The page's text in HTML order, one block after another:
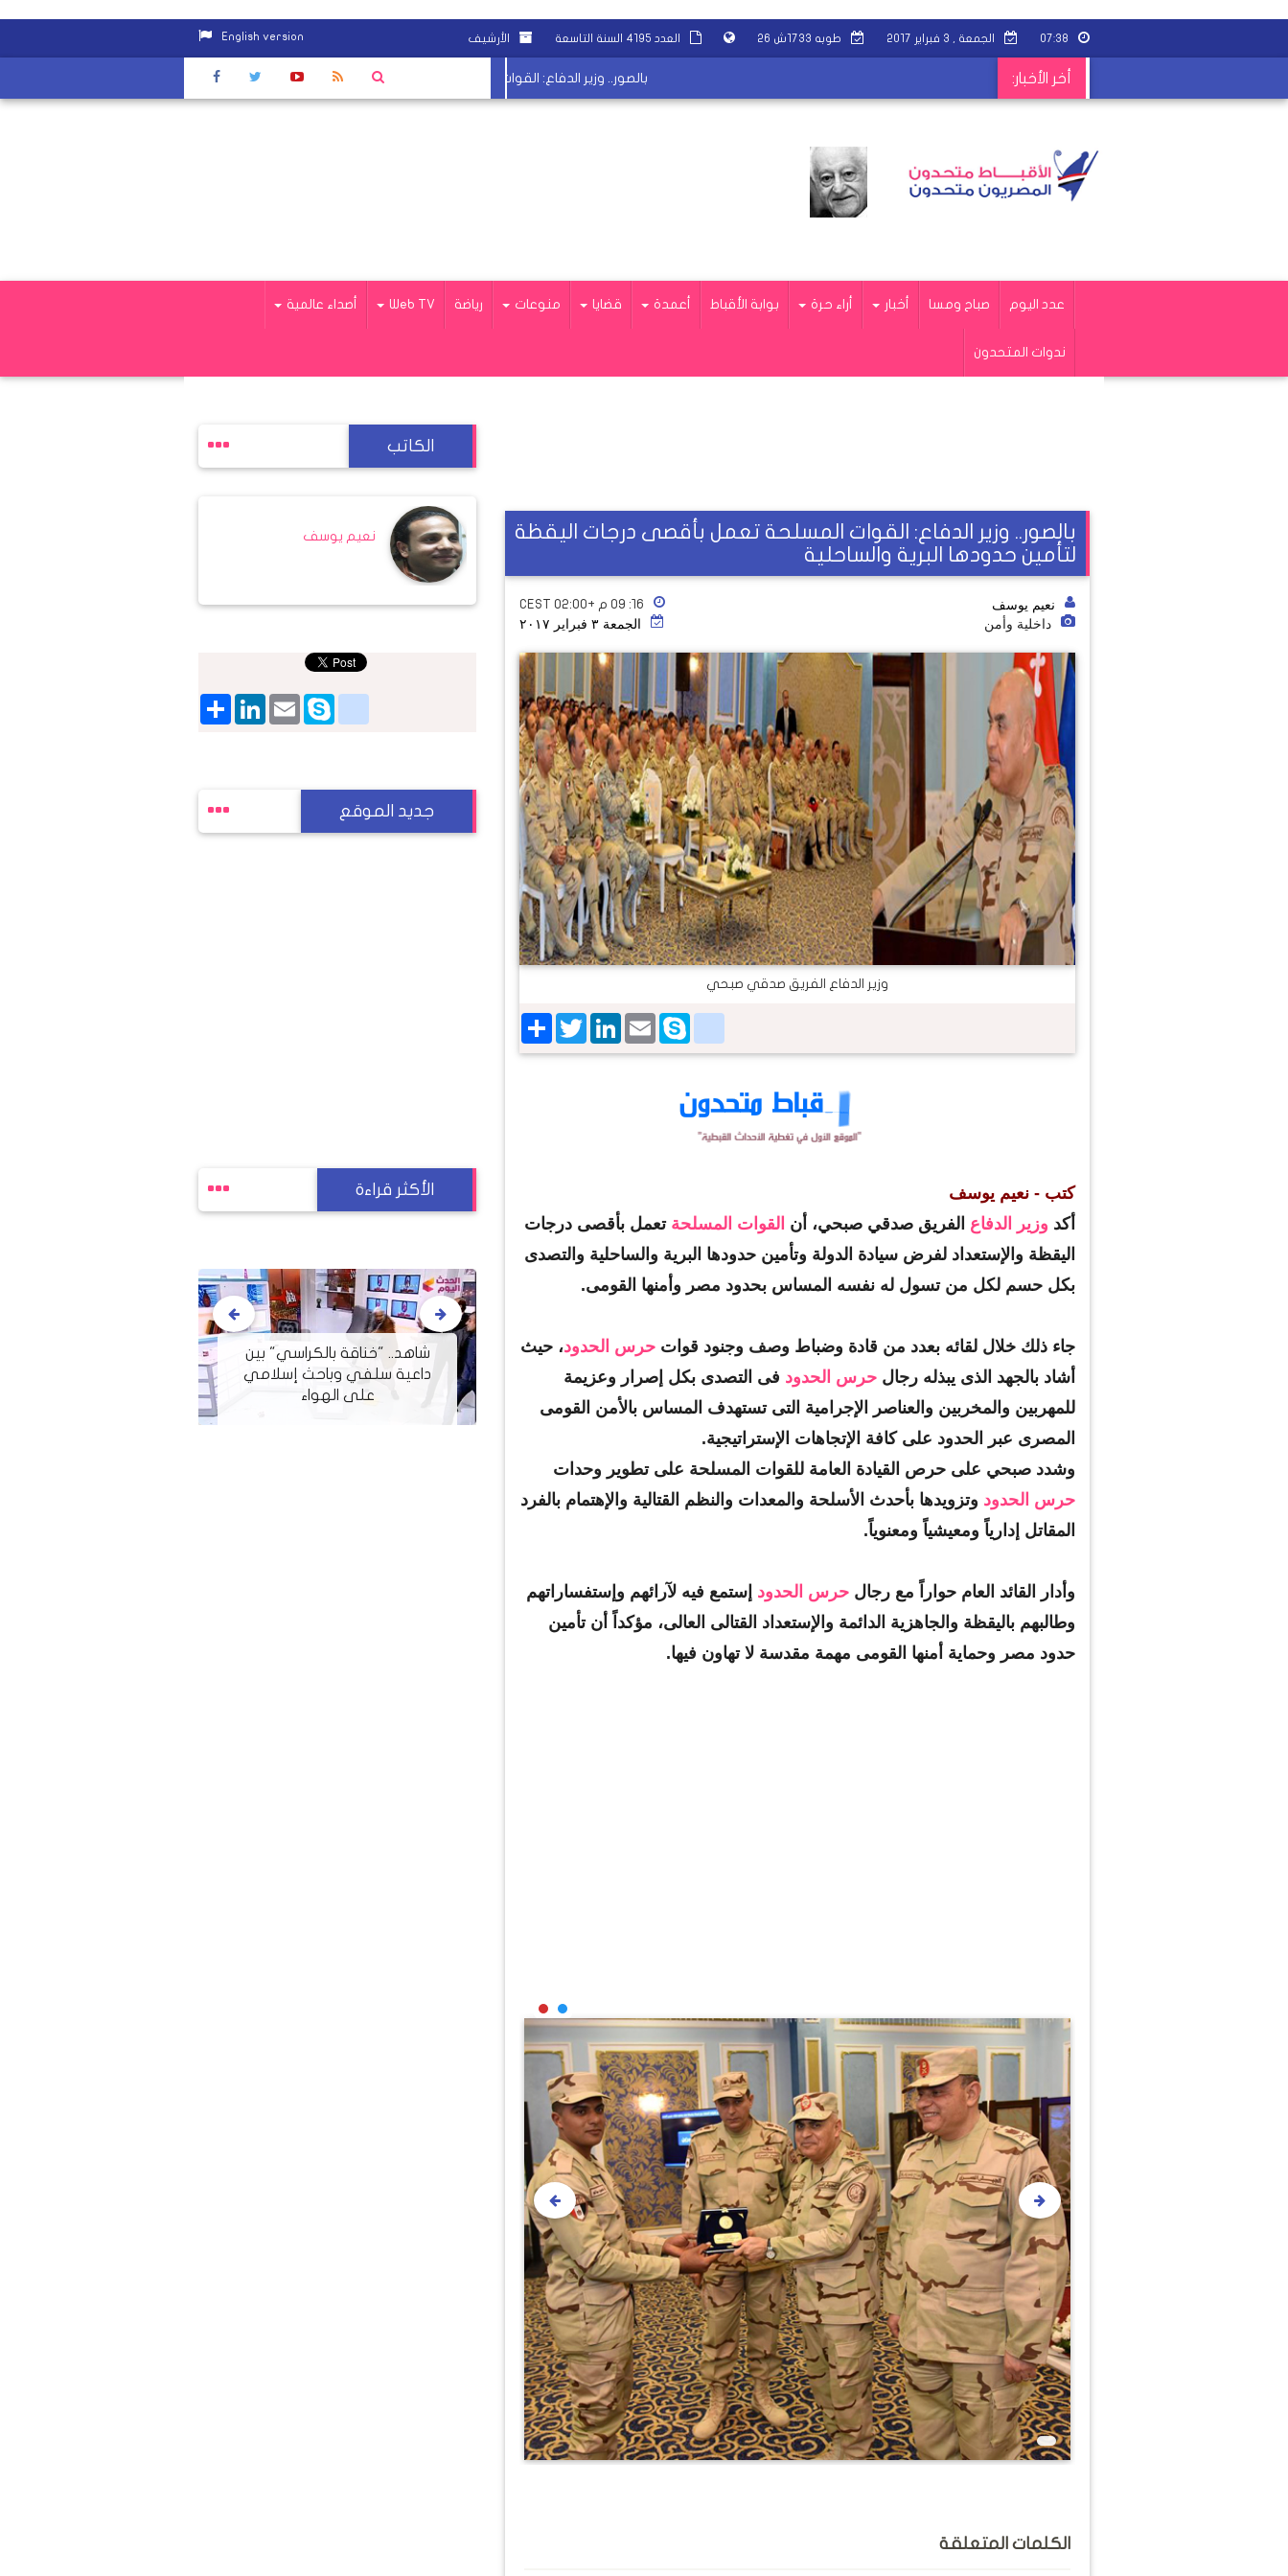
٠٧:٣٨ الجمعة , ٣ فبراير ٢٠١٧ طوبه ١٧٣٣ش ٢٦ العدد ٤١٩٥ السنة التاسعة الأرشيف English version
أخر الأخبار: بالصور.. وزير الدفاع: القوات المسلحة تعمل بأقصى درجات اليقظة لتأمين حدودها البرية والساحلية
عدد اليوم صباح ومسا أخبار أراء حرة بوابة الأقباط أعمدة قضايا منوعات رياضة Web TV أصداء عالمية
ندوات المتحدون
بالصور.. وزير الدفاع: القوات المسلحة تعمل بأقصى درجات اليقظة
لتأمين حدودها البرية والساحلية
نعيم يوسف
داخلية وأمن
١٦: ٠٩ م +02:00 CEST
الجمعة ٣ فبراير ٢٠١٧
وزير الدفاع الفريق صدقي صبحي
ShareTwitterLinkedIn EmailSkype
google_bookmarks
كتب - نعيم يوسف
أكد وزير الدفاع الفريق صدقي صبحي، أن القوات المسلحة تعمل بأقصى درجات
اليقظة والإستعداد لفرض سيادة الدولة وتأمين حدودها البرية والساحلية والتصدى
بكل حسم لكل من تسول له نفسه المساس بحدود مصر وأمنها القومى.
جاء ذلك خلال لقائه بعدد من قادة وضباط وصف وجنود قوات حرس الحدود، حيث
أشاد بالجهد الذى يبذله رجال حرس الحدود فى التصدى بكل إصرار وعزيمة
للمهربين والمخربين والعناصر الإجرامية التى تستهدف المساس بالأمن القومى
المصرى عبر الحدود على كافة الإتجاهات الإستراتيجية.
وشدد صبحي على حرص القيادة العامة للقوات المسلحة على تطوير وحدات
حرس الحدود وتزويدها بأحدث الأسلحة والمعدات والنظم القتالية والإهتمام بالفرد
المقاتل إدارياً ومعيشياً ومعنوياً.
وأدار القائد العام حواراً مع رجال حرس الحدود إستمع فيه لآرائهم وإستفساراتهم
وطالبهم باليقظة والجاهزية الدائمة والإستعداد القتالى العالى، مؤكداً أن تأمين
حدود مصر وحماية أمنها القومى مهمة مقدسة لا تهاون فيها.
الكلمات المتعلقة
الكاتب
نعيم يوسف
ShareLinkedIn EmailSkype
google_bookmarks
جديد الموقع
الأكثر قراءة
تعرف على سعر الدولار في
بالفيديو.. تهجير أسرة قبطية
بشبين القناطر بجلسة عرفية
بمباركة الشرطة ونواب البرلمان
شاهد.. "خناقة بالكراسي" بين
داعية سلفي وباحث إسلامي
على الهواء